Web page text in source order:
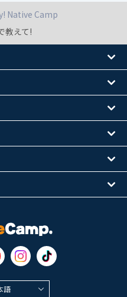
Native Camp
教えて!
語